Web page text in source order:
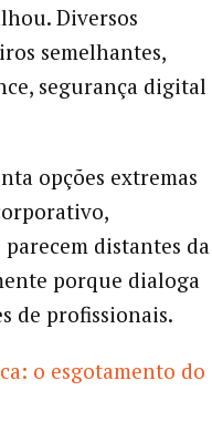
Diversos
semelhantes,
segurança digital
opções extremas
distantes da
porque dialoga
de profissionais.
o esgotamento do